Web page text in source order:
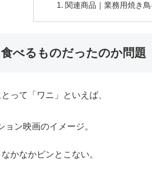
関連商品｜業務用焼き
べるものだったのか問題
って「ワニ」といえば、
ョン映画のイメージ。
かなかピンとこない。